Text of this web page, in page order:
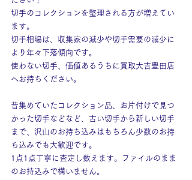
切手のコレクションを整理される方が増えてい
ます。
切手相場は、収集家の減少や切手需要の減少に
より年々下落傾向です。
使わない切手、価値あるうちに買取大吉豊田店
へお持ちください。
昔集めていたコレクション品、お片付けで見つ
かった切手などなど、古い切手から新しい切手
まで、沢山のお持ち込みはもちろん少数のお持
ち込みでも大歓迎です。
1点1点丁寧に査定し数えます。ファイルのまま
のお持込みで構いません。